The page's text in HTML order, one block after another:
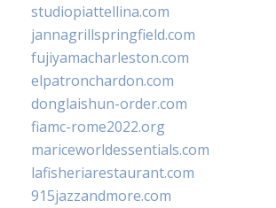
studiopiattellina.com
jannagrillspringfield.com
fujiyamacharleston.com
elpatronchardon.com
donglaishun-order.com
fiamc-rome2022.org
mariceworldessentials.com
lafisheriarestaurant.com
915jazzandmore.com